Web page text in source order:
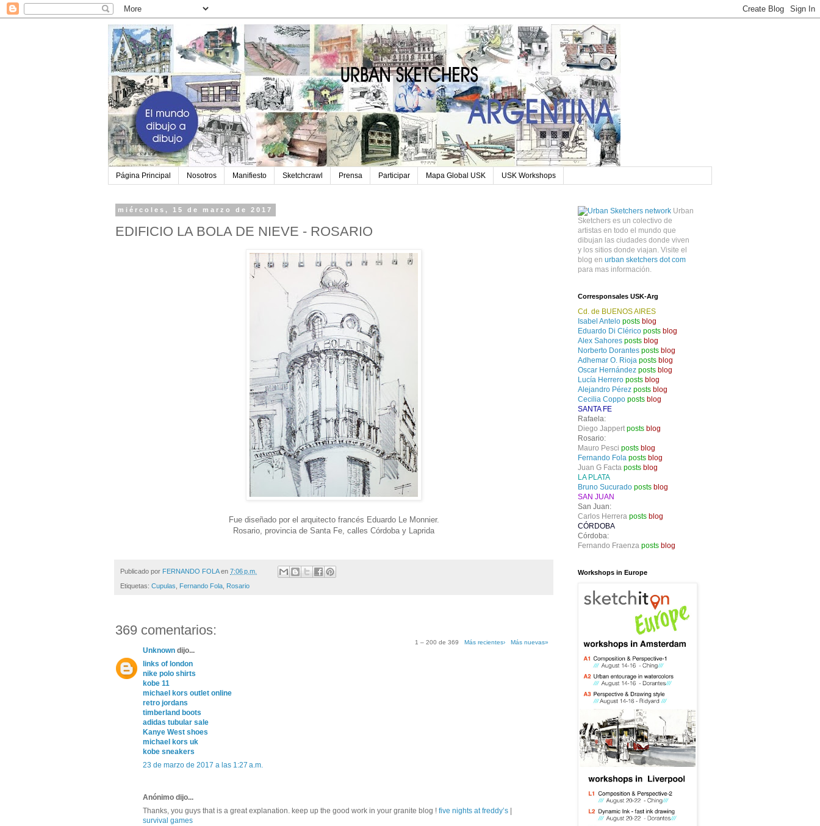
Página Principal Nosotros Manifiesto Sketchcrawl Prensa Participar Mapa Global USK USK Workshops
miércoles, 15 de marzo de 2017
EDIFICIO LA BOLA DE NIEVE - ROSARIO
Fue diseñado por el arquitecto francés Eduardo Le Monnier.
Rosario, provincia de Santa Fe, calles Córdoba y Laprida
Publicado por FERNANDO FOLA en 7:06 p.m.
Etiquetas: Cupulas, Fernando Fola, Rosario
369 comentarios:
1 – 200 de 369 Más recientes› Más nuevas»
Unknown dijo...
links of london
nike polo shirts
kobe 11
michael kors outlet online
retro jordans
timberland boots
adidas tubular sale
Kanye West shoes
michael kors uk
kobe sneakers
23 de marzo de 2017 a las 1:27 a.m.
Anónimo dijo...
Thanks, you guys that is a great explanation. keep up the good work in your granite blog ! five nights at freddy’s
survival games
Urban
Sketchers es un colectivo de
artistas en todo el mundo que
dibujan las ciudades donde viven
y los sitios donde viajan. Visite el
blog en urban sketchers dot com
para mas información.
Corresponsales USK-Arg
Cd. de BUENOS AIRES
Isabel Antelo posts blog
Eduardo Di Clérico posts blog
Alex Sahores posts blog
Norberto Dorantes posts blog
Adhemar O. Rioja posts blog
Oscar Hernández posts blog
Lucía Herrero posts blog
Alejandro Pérez posts blog
Cecilia Coppo posts blog
SANTA FE
Rafaela:
Diego Jappert posts blog
Rosario:
Mauro Pesci posts blog
Fernando Fola posts blog
Juan G Facta posts blog
LA PLATA
Bruno Sucurado posts blog
SAN JUAN
San Juan:
Carlos Herrera posts blog
CÓRDOBA
Córdoba:
Fernando Fraenza posts blog
Workshops in Europe